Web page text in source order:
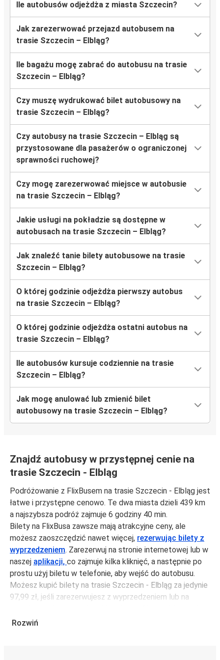
Ile autobusów odjeżdża z miasta Szczecin?
Jak zarezerwować przejazd autobusem na
trasie Szczecin – Elbląg?
Ile bagażu mogę zabrać do autobusu na trasie
Szczecin – Elbląg?
Czy muszę wydrukować bilet autobusowy na
trasie Szczecin – Elbląg?
Czy autobusy na trasie Szczecin – Elbląg są
przystosowane dla pasażerów o ograniczonej
sprawności ruchowej?
Czy mogę zarezerwować miejsce w autobusie
na trasie Szczecin – Elbląg?
Jakie usługi na pokładzie są dostępne w
autobusach na trasie Szczecin – Elbląg?
Jak znaleźć tanie bilety autobusowe na trasie
Szczecin – Elbląg?
O której godzinie odjeżdża pierwszy autobus
na trasie Szczecin – Elbląg?
O której godzinie odjeżdża ostatni autobus na
trasie Szczecin – Elbląg?
Ile autobusów kursuje codziennie na trasie
Szczecin – Elbląg?
Jak mogę anulować lub zmienić bilet
autobusowy na trasie Szczecin – Elbląg?
Znajdź autobusy w przystępnej cenie na
trasie Szczecin - Elbląg
Podróżowanie z FlixBusem na trasie Szczecin - Elbląg jest
łatwe i przystępne cenowo. Te dwa miasta dzieli 439 km
a najszybsza podróż zajmuje 6 godziny 40 min.
Bilety na FlixBusa zawsze mają atrakcyjne ceny, ale
możesz zaoszczędzić nawet więcej, rezerwując bilety z
wyprzedzeniem. Zarezerwuj na stronie internetowej lub w
naszej aplikacji, co zajmuje kilka kliknięć, a następnie po
prostu użyj biletu w telefonie, aby wejść do autobusu.
Możesz kupić bilety na trasie Szczecin - Elbląg za jedynie
97,99 zł, jeśli zarezerwujesz z wyprzedzeniem lub na
szybko, łatwo i zadbać o zmniejszanie śladu węglowego,
Rozwiń